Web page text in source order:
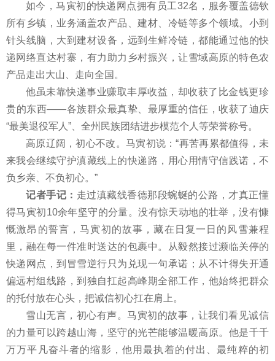
如今，马寅初的快递网点拥有员工32名，服务覆盖德钦
所有乡镇，业务涵盖农产品、建材、冷链等多个领域。小到
针头线脑，大到建材设备，远到生鲜冷链，都能通过他的快
递网络直达村寨，有力助力乡村振兴，让雪域高原的特色农
产品走出大山、走向全国。
他虽未靠快递事业赚取丰厚收益，却收获了比金钱更珍
贵的东西——各族群众最真挚、最厚重的信任，收获了迪庆
“最美退役军人”、全州民族团结进步模范个人等荣誉称号。
高原辽阔，初心不改。马寅初说：“再苦再累都值得，未
来我会继续守护滇藏线上的快递路，用心用情守信践诺，不
负乡亲、不负初心。”
记者手记： 走过滇藏线香德那段蜿蜒的公路，才真正懂
得马寅初10余年坚守的分量。没有惊天动地的壮举，没有慷
慨激昂的誓言，马寅初的故事，藏在日复一日的风雪兼程
里，融在每一件准时送达的包裹中。从毅然接过濒临关停的
快递网点，到冒雪逆行只为兑现一句承诺；从不计得失开通
偏远村组线路，到独自扛起高峰期全部工作，他始终把群众
的托付放在心头，把诚信初心扛在肩上。
雪山无言，初心有声。马寅初的故事，让我们看见诚信
的力量可以跨越山海，坚守的光芒能够温暖高原。他是千千
万万平凡奋斗者的缩影，他用最执着的付出、最纯粹的初